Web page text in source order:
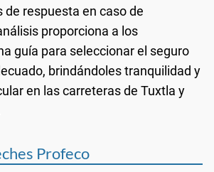
respuesta en caso de
proporciona a los
guía para seleccionar el seguro
brindándoles tranquilidad y
en las carreteras de Tuxtla y
Profeco